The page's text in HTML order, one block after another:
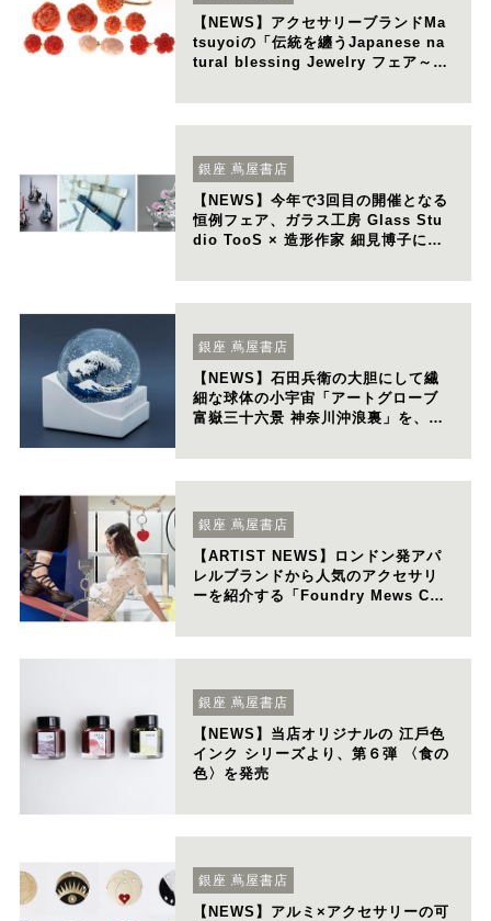
【NEWS】アクセサリーブランドMa
tsuyoiの「伝統を纏うJapanese na
tural blessing Jewelry フェア～日
銀座 蔦屋書店
【NEWS】今年で3回目の開催となる
恒例フェア、ガラス工房 Glass Stu
dio TooS × 造形作家 細見博子によ
銀座 蔦屋書店
【NEWS】石田兵衛の大胆にして繊
細な球体の小宇宙「アートグローブ
富嶽三十六景 神奈川沖浪裏」を、ど
銀座 蔦屋書店
【ARTIST NEWS】ロンドン発アパ
レルブランドから人気のアクセサリ
ーを紹介する「Foundry Mews​ Chr
ス限定ネックレスも販売。
銀座 蔦屋書店
【NEWS】当店オリジナルの 江⼾⾊
インク シリーズより、第６弾 〈⾷の
⾊〉を発売
銀座 蔦屋書店
【NEWS】アルミ×アクセサリーの可